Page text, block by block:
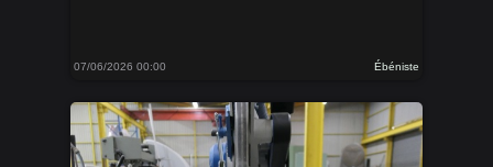
07/06/2026 00:00 Ébéniste